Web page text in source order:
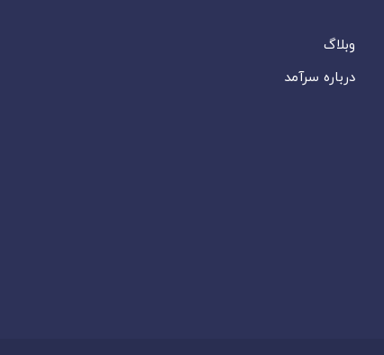
وبلاگ
درباره سرآمد